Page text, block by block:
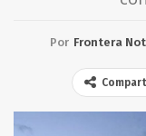
Por Frontera